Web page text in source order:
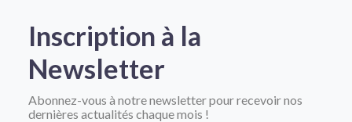
Inscription à la
Newsletter
Abonnez-vous à notre newsletter pour recevoir nos
dernières actualités chaque mois !